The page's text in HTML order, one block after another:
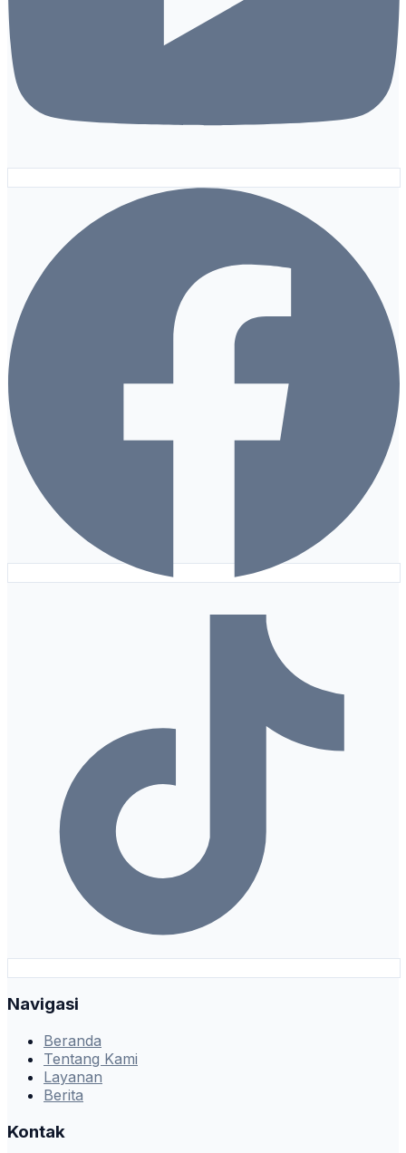
Navigasi
Beranda
Tentang Kami
Layanan
Berita
Kontak